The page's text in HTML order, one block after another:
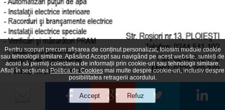
Bancul zilei
Pentru scopuri precum afișarea de conținut personalizat, folosim module cookie
sau tehnologii similare. Apăsând Accept sau navigând pe acest website, sunteți de
acord să permiți colectarea de informații prin cookie-uri sau tehnologii similare.
Aflați în secțiuneaPolitica de Cookies mai multe despre cookie-uri, inclusiv despre
posibilitatea retragerii acordului.